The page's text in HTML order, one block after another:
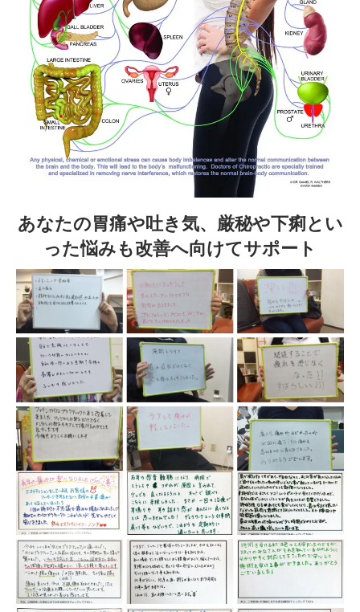
あなたの胃痛や吐き気、厳秘や下痢とい
った悩みも改善へ向けてサポート